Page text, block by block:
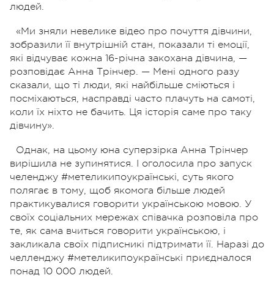
людей.
«Ми зняли невелике відео про почуття дівчини,
зобразили її внутрішній стан, показали ті емоції,
які відчуває кожна 16-річна закохана дівчина, —
розповідає Анна Трінчер. — Мені одного разу
сказали, що ті люди, які найбільше сміються і
посміхаються, насправді часто плачуть на самоті,
коли їх ніхто не бачить. Ця історія саме про таку
дівчину».
Однак, на цьому юна суперзірка Анна Трінчер
вирішила не зупинятися. І оголосила про запуск
челенджу #метеликипоукраїнські, суть якого
полягає в тому, щоб якомога більше людей
практикувалися говорити українською мовою. У
своїх соціальних мережах співачка розповіла про
те, як сама вчиться говорити українською, і
закликала своїх підписникі підтримати її. Наразі до
челленджу #метеликипоукраїнські приєдналося
понад 10 000 людей.